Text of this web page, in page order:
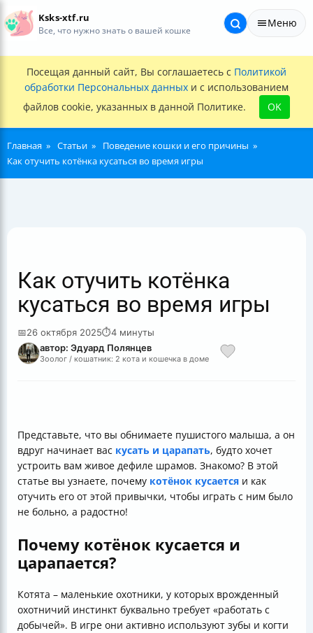
Ksks-xtf.ru
Все, что нужно знать о вашей кошке
Меню
Посещая данный сайт, Вы соглашаетесь с Политикой
обработки Персональных данных и с использованием
файлов cookie, указанных в данной Политике.
OK
Главная Статьи
Поведение кошки и его причины
Как отучить котёнка кусаться во время игры
Как отучить котёнка
кусаться во время игры
📅26 октября 2025⏱4 минуты
автор: Эдуард Полянцев
Зоолог / кошатник: 2 кота и кошечка в доме
Представьте, что вы обнимаете пушистого малыша, а он
вдруг начинает вас кусать и царапать, будто хочет
устроить вам живое дефиле шрамов. Знакомо? В этой
статье вы узнаете, почему котёнок кусается и как
отучить его от этой привычки, чтобы играть с ним было
не больно, а радостно!
Почему котёнок кусается и
царапается?
Котята – маленькие охотники, у которых врожденный
охотничий инстинкт буквально требует «работать с
добычей». В игре они активно используют зубы и когти